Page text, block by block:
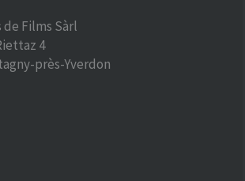
de Films Sàrl
4
près-Yverdon